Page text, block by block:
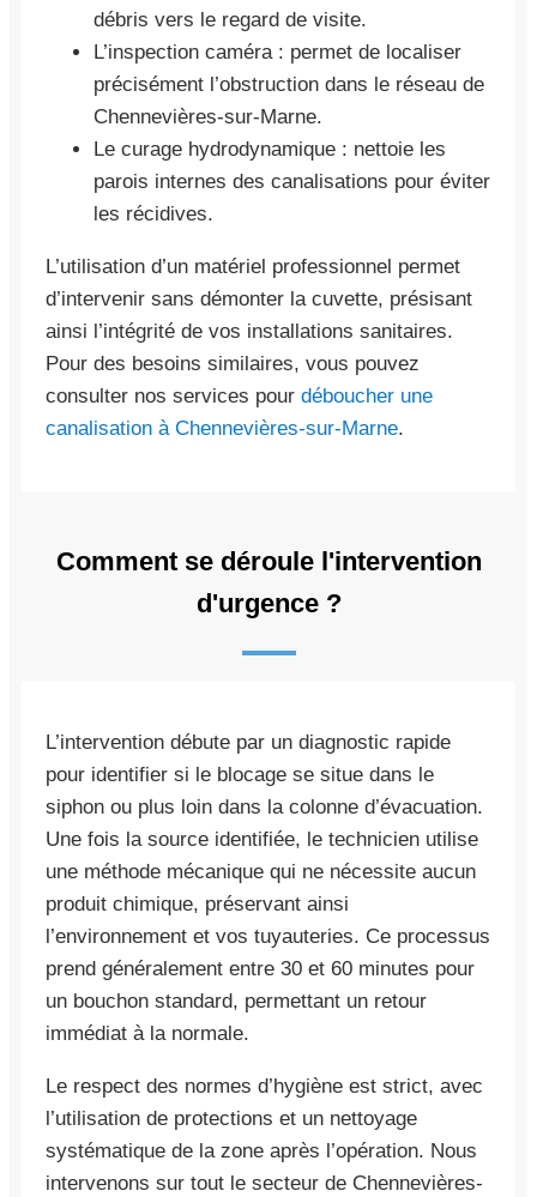
débris vers le regard de visite.
L’inspection caméra : permet de localiser
précisément l’obstruction dans le réseau de
Chennevières-sur-Marne.
Le curage hydrodynamique : nettoie les
parois internes des canalisations pour éviter
les récidives.
L’utilisation d’un matériel professionnel permet
d’intervenir sans démonter la cuvette, présisant
ainsi l’intégrité de vos installations sanitaires.
Pour des besoins similaires, vous pouvez
consulter nos services pour déboucher une
canalisation à Chennevières-sur-Marne.
Comment se déroule l'intervention
d'urgence ?
L’intervention débute par un diagnostic rapide
pour identifier si le blocage se situe dans le
siphon ou plus loin dans la colonne d’évacuation.
Une fois la source identifiée, le technicien utilise
une méthode mécanique qui ne nécessite aucun
produit chimique, préservant ainsi
l’environnement et vos tuyauteries. Ce processus
prend généralement entre 30 et 60 minutes pour
un bouchon standard, permettant un retour
immédiat à la normale.
Le respect des normes d’hygiène est strict, avec
l’utilisation de protections et un nettoyage
systématique de la zone après l’opération. Nous
intervenons sur tout le secteur de Chennevières-